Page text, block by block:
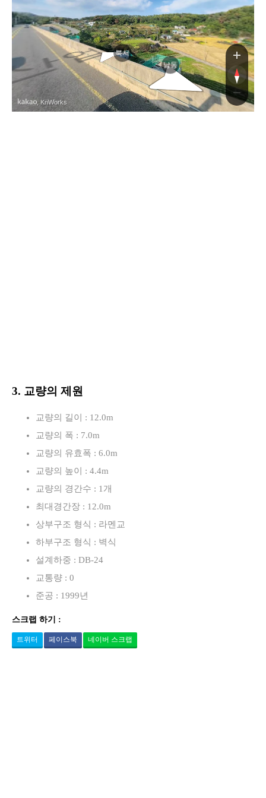
북서
남동
, KnWorks
3. 교량의 제원
교량의 길이 : 12.0m
교량의 폭 : 7.0m
교량의 유효폭 : 6.0m
교량의 높이 : 4.4m
교량의 경간수 : 1개
최대경간장 : 12.0m
상부구조 형식 : 라멘교
하부구조 형식 : 벽식
설계하중 : DB-24
교통량 : 0
준공 : 1999년
스크랩 하기 :
트위터 페이스북 네이버 스크랩